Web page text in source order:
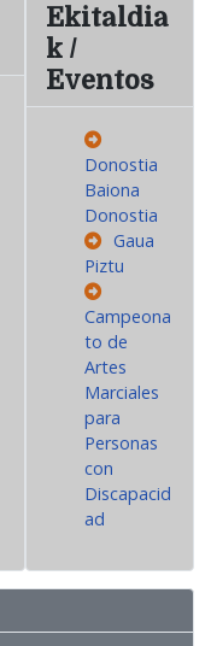
Ekitaldia
k /
Eventos
Donostia
Baiona
Donostia
Gaua
Piztu
Campeona
to de
Artes
Marciales
para
Personas
con
Discapacid
ad